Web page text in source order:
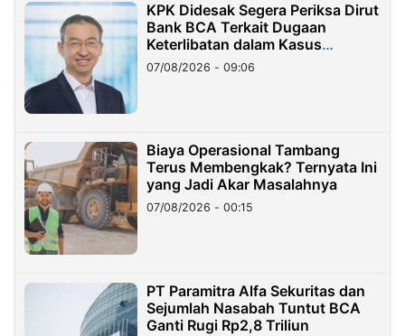
KPK Didesak Segera Periksa Dirut
Bank BCA Terkait Dugaan
Keterlibatan dalam Kasus
Hilangnya Dana Nasabah Rp2,58
Miliar
07/08/2026 - 09:06
Biaya Operasional Tambang
Terus Membengkak? Ternyata Ini
yang Jadi Akar Masalahnya
07/08/2026 - 00:15
PT Paramitra Alfa Sekuritas dan
Sejumlah Nasabah Tuntut BCA
Ganti Rugi Rp2,8 Triliun